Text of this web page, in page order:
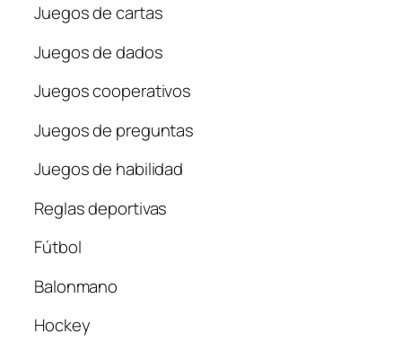
Juegos de cartas
Juegos de dados
Juegos cooperativos
Juegos de preguntas
Juegos de habilidad
Reglas deportivas
Fútbol
Balonmano
Hockey